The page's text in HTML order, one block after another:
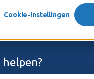
Cookie-instellingen